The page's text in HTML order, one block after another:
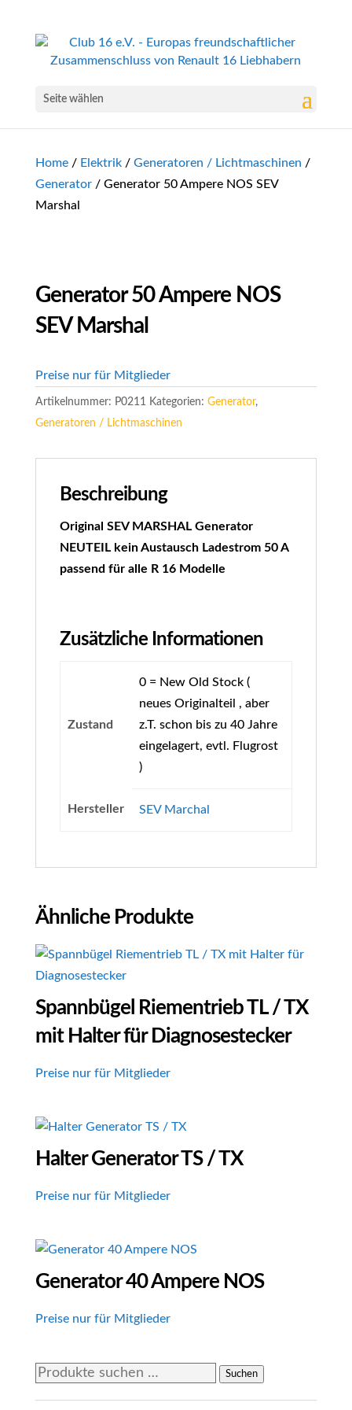
Seite wählen
Home/ Elektrik/ Generatoren / Lichtmaschinen /
Generator/ Generator 50 Ampere NOS SEV
Marshal
Generator 50 Ampere NOS
SEV Marshal
Preise nur für Mitglieder
Artikelnummer: P0211 Kategorien: Generator,
Generatoren / Lichtmaschinen
Beschreibung
Original SEV MARSHAL Generator
NEUTEIL kein Austausch Ladestrom 50 A
passend für alle R 16 Modelle
Zusätzliche Informationen
Zustand
0 = New Old Stock (
neues Originalteil , aber
z.T. schon bis zu 40 Jahre
eingelagert, evtl. Flugrost
)
Hersteller SEV Marchal
Ähnliche Produkte
Spannbügel Riementrieb TL / TX
mit Halter für Diagnosestecker
Preise nur für Mitglieder
Halter Generator TS / TX
Preise nur für Mitglieder
Generator 40 Ampere NOS
Preise nur für Mitglieder
Suchen
Suchen